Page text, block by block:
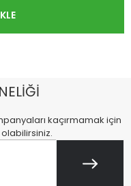
kaçırmamak için